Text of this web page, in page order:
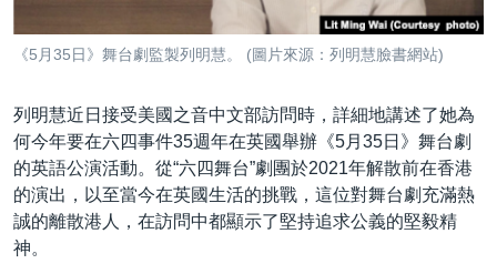
《5月35日》舞台劇監製列明慧。 (圖片來源：列明慧臉書網站)
列明慧近日接受美國之音中文部訪問時，詳細地講述了她為
何今年要在六四事件35週年在英國舉辦《5月35日》舞台劇
的英語公演活動。從“六四舞台”劇團於2021年解散前在香港
的演出，以至當今在英國生活的挑戰，這位對舞台劇充滿熱
誠的離散港人，在訪問中都顯示了堅持追求公義的堅毅精
神。